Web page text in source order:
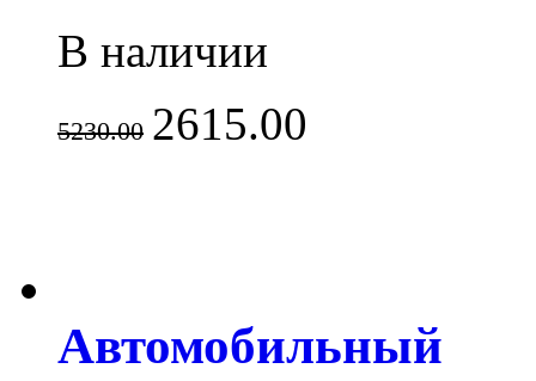
В наличии
5230.00 2615.00
Автомобильный